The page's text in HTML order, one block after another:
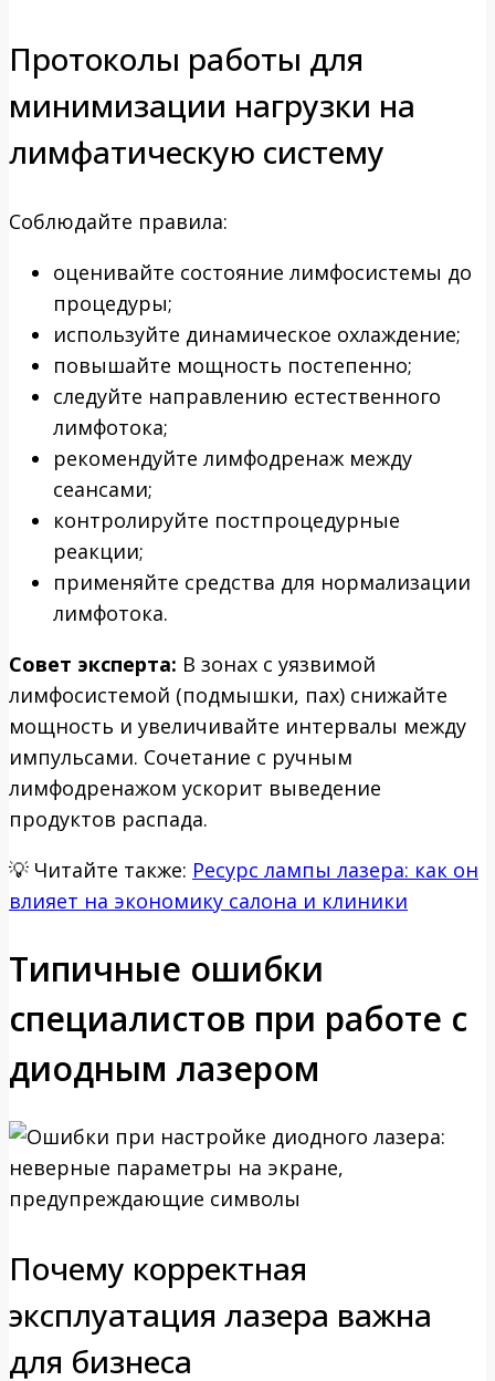
Протоколы работы для
минимизации нагрузки на
лимфатическую систему
Соблюдайте правила:
оценивайте состояние лимфосистемы до
процедуры;
используйте динамическое охлаждение;
повышайте мощность постепенно;
следуйте направлению естественного
лимфотока;
рекомендуйте лимфодренаж между
сеансами;
контролируйте постпроцедурные
реакции;
применяйте средства для нормализации
лимфотока.
Совет эксперта: В зонах с уязвимой
лимфосистемой (подмышки, пах) снижайте
мощность и увеличивайте интервалы между
импульсами. Сочетание с ручным
лимфодренажом ускорит выведение
продуктов распада.
💡 Читайте также: Ресурс лампы лазера: как он
влияет на экономику салона и клиники
Типичные ошибки
специалистов при работе с
диодным лазером
Почему корректная
эксплуатация лазера важна
для бизнеса